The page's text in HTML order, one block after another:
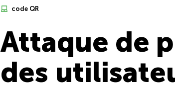
code QR
Attaque de
des